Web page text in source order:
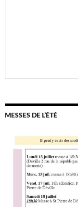
MESSES DE L’ÉTÉ